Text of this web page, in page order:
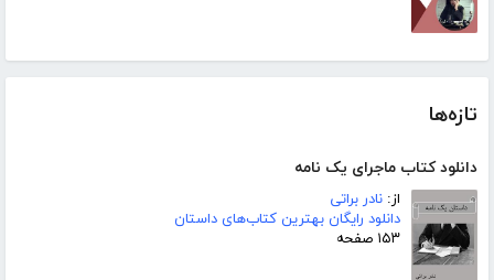
تازه‌ها
دانلود کتاب ماجرای یک نامه
از: نادر براتی
دانلود رایگان بهترین کتاب‌های داستان
۱۵۳ صفحه